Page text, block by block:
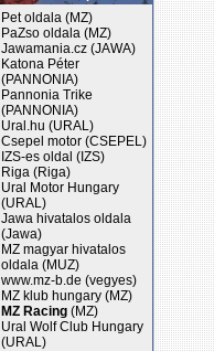
Pet oldala (MZ)
PaZso oldala (MZ)
Jawamania.cz (JAWA)
Katona Péter
(PANNONIA)
Pannonia Trike
(PANNONIA)
Ural.hu (URAL)
Csepel motor (CSEPEL)
IZS-es oldal (IZS)
Riga (Riga)
Ural Motor Hungary
(URAL)
Jawa hivatalos oldala
(Jawa)
MZ magyar hivatalos
oldala (MUZ)
www.mz-b.de (vegyes)
MZ klub hungary (MZ)
MZ Racing (MZ)
Ural Wolf Club Hungary
(URAL)